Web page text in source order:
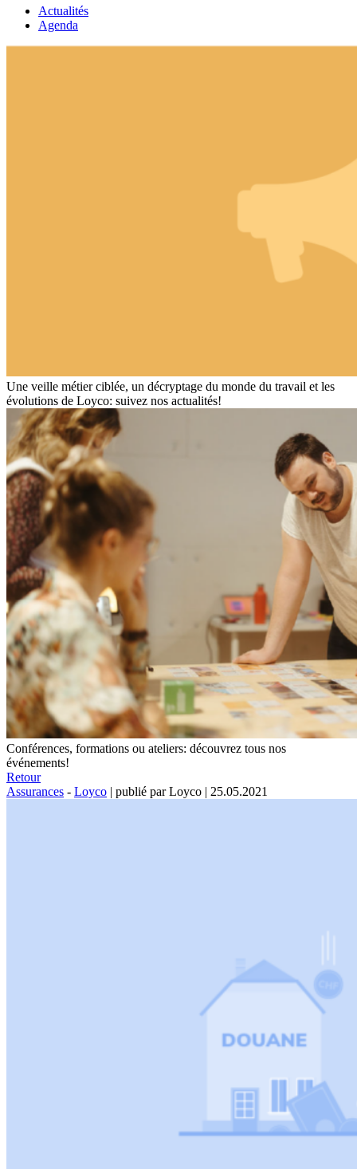
Actualités
Agenda
Une veille métier ciblée, un décryptage du monde du travail et les
évolutions de Loyco: suivez nos actualités!
Conférences, formations ou ateliers: découvrez tous nos
événements!
Retour
Assurances - Loyco | publié par Loyco | 25.05.2021